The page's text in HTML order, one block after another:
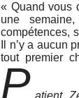
« Quand vous
une
compétences,
Il n’y a aucun
tout premier
P atient